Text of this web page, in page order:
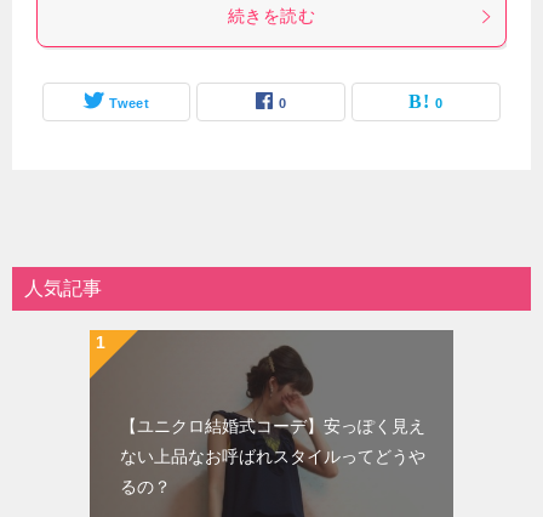
続きを読む
Tweet 0 0
人気記事
【ユニクロ結婚式コーデ】安っぽく見え
ない上品なお呼ばれスタイルってどうや
るの？